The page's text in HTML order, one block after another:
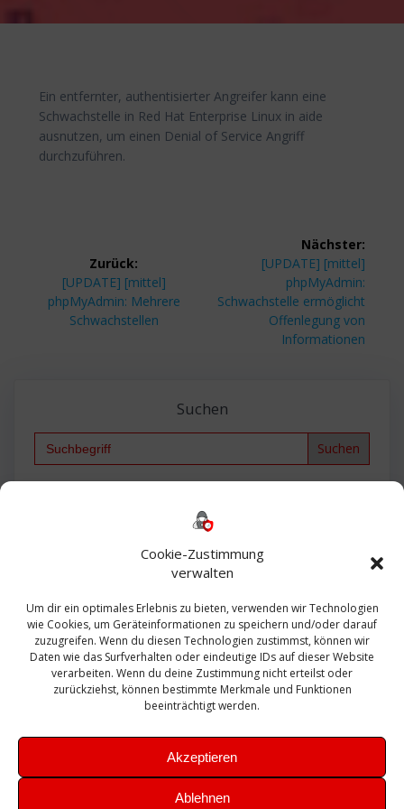
Cookie-Zustimmung
verwalten
Um dir ein optimales Erlebnis zu bieten, verwenden wir Technologien
wie Cookies, um Geräteinformationen zu speichern und/oder darauf
zuzugreifen. Wenn du diesen Technologien zustimmst, können wir
Daten wie das Surfverhalten oder eindeutige IDs auf dieser Website
verarbeiten. Wenn du deine Zustimmung nicht erteilst oder
zurückziehst, können bestimmte Merkmale und Funktionen
beeinträchtigt werden.
Akzeptieren
Ablehnen
Ein entfernter, authentisierter Angreifer kann eine
Schwachstelle in Red Hat Enterprise Linux in aide
ausnutzen, um einen Denial of Service Angriff
durchzuführen.
Zurück:
Vorheriger
Beitrag:
[UPDATE] [mittel]
phpMyAdmin: Mehrere
Schwachstellen
Nächster:
Nächster
Beitrag:
[UPDATE] [mittel]
phpMyAdmin:
Schwachstelle ermöglicht
Offenlegung von
Informationen
Suchen
Search
Bautagebuch
Exchange firewall Fritzbox
Microsoft
Sanierung SBS Security Server Sicherheit
Sicherung SIEM Sophos SSL Ubuntu
Update Upgrade UTM VCenter VCSA Veeam
VMWare VPN WAZUH Windows
Zertifikat